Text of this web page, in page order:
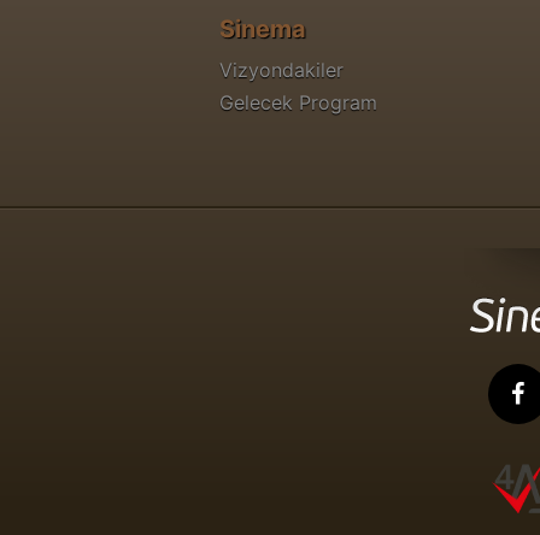
Sinema
Vizyondakiler
Gelecek Program